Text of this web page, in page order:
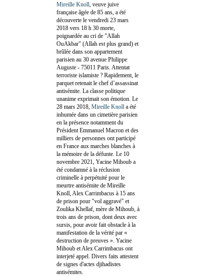
Mireille Knoll , veuve juive
française âgée de 85 ans, a été
découverte le vendredi 23 mars
2018 vers 18 h 30 morte,
poignardée au cri de "Allah
OuAkbar" (Allah est plus grand) et
brûlée dans son appartement
parisien au 30 avenue Philippe
Auguste - 75011 Paris. Attentat
terroriste islamiste ? Rapidement, le
parquet retenait le chef d’assassinat
antisémite. La classe politique
unanime exprimait son émotion. Le
28 mars 2018, Mireille Knoll a été
inhumée dans un cimetière parisien
en la présence notamment du
Président Emmanuel Macron et des
milliers de personnes ont participé
en France aux marches blanches à
la mémoire de la défunte. Le 10
novembre 2021, Yacine Mihoub a
été condamné à la réclusion
criminelle à perpétuité pour le
meurtre antisémite de Mireille
Knoll, Alex Carrimbacus à 15 ans
de prison pour "vol aggravé" et
Zoulika Khellaf, mère de Mihoub, à
trois ans de prison, dont deux avec
sursis, pour avoir fait obstacle à la
manifestation de la vérité par «
destruction de preuves ». Yacine
Mihoub et Alex Carrimbacus ont
interjeté appel. Divers faits attestent
de signes d'actes djihadistes
antisémites.